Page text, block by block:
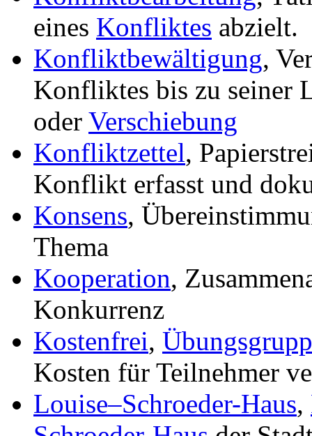
eines Konfliktes abzielt.
Konfliktbewältigung,
Konfliktes bis zu seiner
oder Verschiebung
Konfliktzettel,
Konflikt erfasst und
Konsens,
Thema
Kooperation,
Konkurrenz
Kostenfrei,
Kosten für Teilnehmer
Louise–Schroeder-Haus,